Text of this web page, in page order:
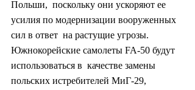
Польши,  поскольку они ускоряют ее
усилия по модернизации вооруженных
сил в ответ  на растущие угрозы.
Южнокорейские самолеты FA-50 будут
использоваться в  качестве замены
польских истребителей МиГ-29,